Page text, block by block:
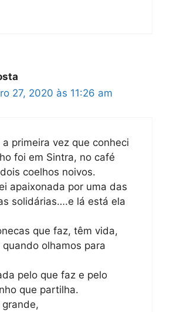
27, 2020 às 11:26 am
a primeira vez que conheci
foi em Sintra, no café
coelhos noivos.
apaixonada por uma das
solidárias….e lá está ela
que faz, têm vida,
olhamos para
pelo que faz e pelo
que partilha.